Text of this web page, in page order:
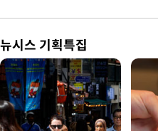
뉴시스 기획특집